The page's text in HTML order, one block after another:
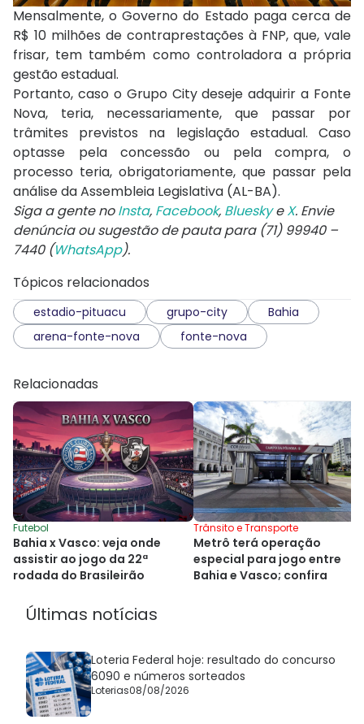
Mensalmente, o Governo do Estado paga cerca de
R$ 10 milhões de contraprestações à FNP, que, vale
frisar, tem também como controladora a própria
gestão estadual.
Portanto, caso o Grupo City deseje adquirir a Fonte
Nova, teria, necessariamente, que passar por
trâmites previstos na legislação estadual. Caso
optasse pela concessão ou pela compra, o
processo teria, obrigatoriamente, que passar pela
análise da Assembleia Legislativa (AL-BA).
Siga a gente noInsta, Facebook, BlueskyeX. Envie
denúncia ou sugestão de pauta para (71) 99940 –
7440 (WhatsApp).
Tópicos relacionados
estadio-pituacu grupo-city
Bahia
arena-fonte-nova
fonte-nova
Relacionadas
Futebol
Bahia x Vasco: veja onde
assistir ao jogo da 22ª
rodada do Brasileirão
Trânsito e Transporte
Metrô terá operação
especial para jogo entre
Bahia e Vasco; confira
Últimas notícias
Loteria Federal hoje: resultado do concurso
6090 e números sorteados
Loterias08/08/2026